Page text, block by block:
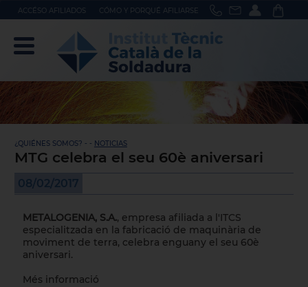
ACCÉSO AFILIADOS CÓMO Y PORQUÉ AFILIARSE
¿QUIÉNES SOMOS? - - NOTICIAS
MTG celebra el seu 60è aniversari
08/02/2017
METALOGENIA, S.A., empresa afiliada a l'ITCS
especialitzada en la fabricació de maquinària de
moviment de terra, celebra enguany el seu 60è
aniversari.
Més informació